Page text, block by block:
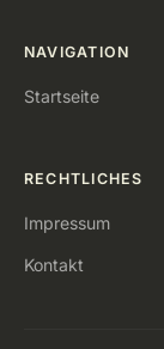
NAVIGATION
Startseite
RECHTLICHES
Impressum
Kontakt